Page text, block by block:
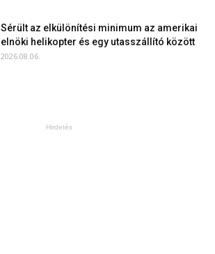
Sérült az elkülönítési minimum az amerikai
elnöki helikopter és egy utasszállító között
2026.08.06.
Hirdetés